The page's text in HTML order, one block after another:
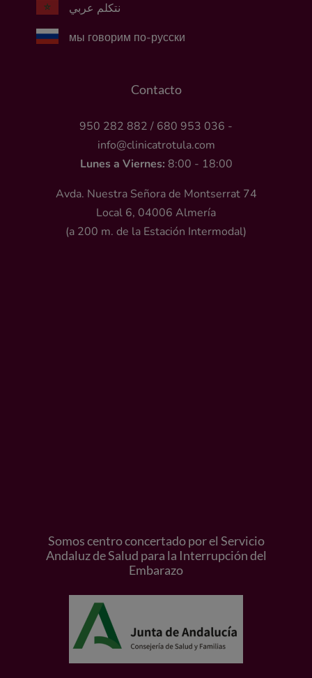
نتكلم عربي
мы говорим по-русски
Contacto
950 282 882 / 680 953 036 -
info@clinicatrotula.com
Lunes a Viernes: 8:00 - 18:00
Avda. Nuestra Señora de Montserrat 74
Local 6, 04006 Almería
(a 200 m. de la Estación Intermodal)
Somos centro concertado por el Servicio
Andaluz de Salud para la Interrupción del
Embarazo